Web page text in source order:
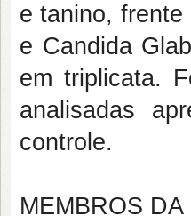
e tanino,
e Candida
em triplicata.
analisadas
controle.
MEMBROS DA